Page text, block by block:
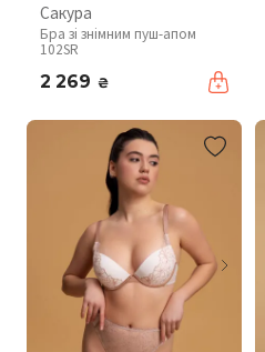
Сакура
Бра зі знімним пуш-апом
102SR
2 269 ₴